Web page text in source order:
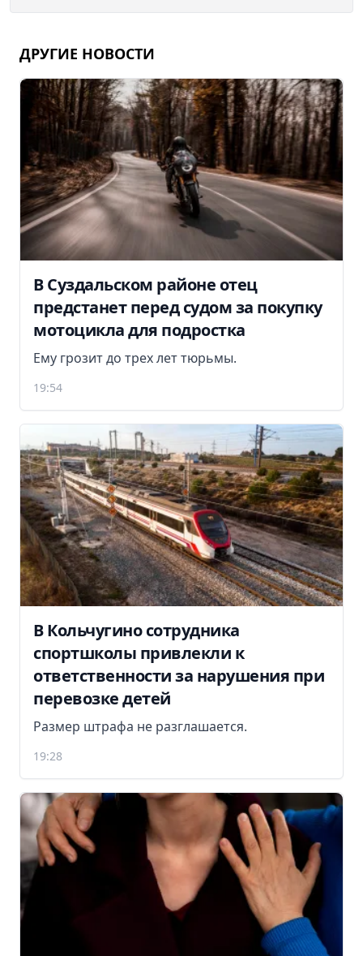
ДРУГИЕ НОВОСТИ
В Суздальском районе отец
предстанет перед судом за покупку
мотоцикла для подростка
Ему грозит до трех лет тюрьмы.
19:54
В Кольчугино сотрудника
спортшколы привлекли к
ответственности за нарушения при
перевозке детей
Размер штрафа не разглашается.
19:28